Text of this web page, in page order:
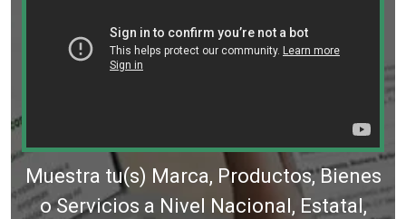
Muestra tu(s) Marca, Productos, Bienes
o Servicios a Nivel Nacional, Estatal,